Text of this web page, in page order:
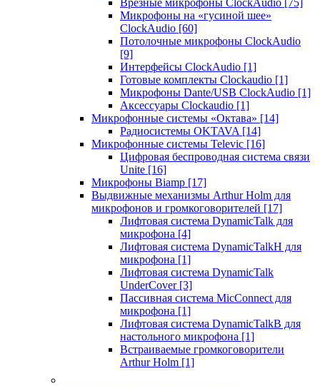
Врезные микрофоны ClockAudio [75]
Микрофоны на «гусиной шее»
ClockAudio [60]
Потолочные микрофоны ClockAudio
[9]
Интерфейсы ClockAudio [1]
Готовые комплекты Clockaudio [1]
Микрофоны Dante/USB ClockAudio [1]
Аксессуары Clockaudio [1]
Микрофонные системы «Октава» [14]
Радиосистемы OKTAVA [14]
Микрофонные системы Televic [16]
Цифровая беспроводная система связи
Unite [16]
Микрофоны Biamp [17]
Выдвижные механизмы Arthur Holm для
микрофонов и громкоговорителей [17]
Лифтовая система DynamicTalk для
микрофона [4]
Лифтовая система DynamicTalkH для
микрофона [1]
Лифтовая система DynamicTalk
UnderCover [3]
Пассивная система MicConnect для
микрофона [1]
Лифтовая система DynamicTalkB для
настольного микрофона [1]
Встраиваемые громкоговорители
Arthur Holm [1]